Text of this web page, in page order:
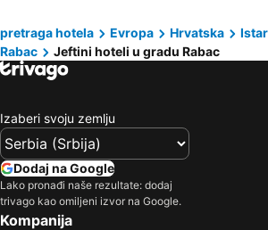
Adoral Boutique Hotel
Hotel
Guesthouse Villa Galovic
Hotel
Hotel Villa Privileggio
Miramar Sunny Hotel by Valamar
ECHO
Rajan
Mediteran Residence
Apartments & Rooms Nada
Villa Kleiner
pretraga hotela Evropa Hrvatska
Rabac
Jeftini hoteli u gradu Rabac
Izaberi svoju zemlju
Dodaj na Google
Lako pronađi naše rezultate: dodaj
trivago kao omiljeni izvor na Google.
Kompanija